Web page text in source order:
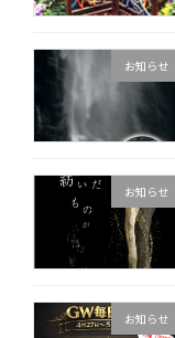
お知らせ
お知らせ
お知らせ